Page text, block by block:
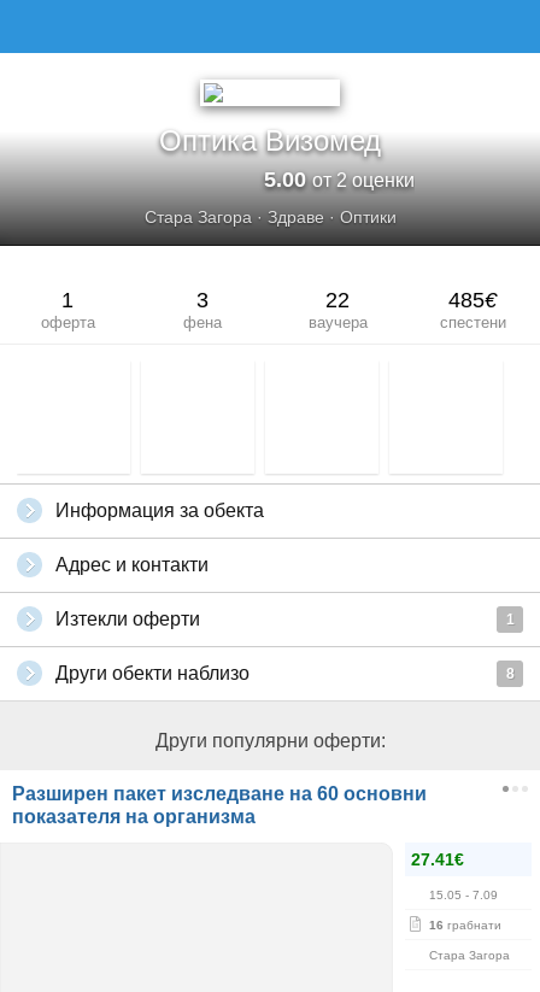
Оптика Визомед
5.00от 2 оценки
Стара Загора· Здраве· Оптики
1
оферта
3
фена
22
ваучера
485€
спестени
Информация за обекта
Адрес и контакти
Изтекли оферти 1
Други обекти наблизо 8
Други популярни оферти:
Разширен пакет изследване на 60 основни
показателя на организма
27.41€
15.05 - 7.09
16 грабнати
Стара Загора